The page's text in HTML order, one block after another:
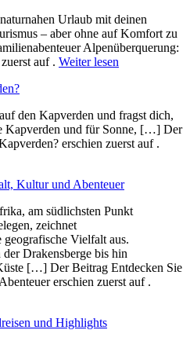
Urlaub mit deinen
– aber ohne auf Komfort zu
Alpenüberquerung:
auf . Weiter lesen
den Kapverden und fragst dich,
Kapverden und für Sonne, […] Der
erschien zuerst auf .
Kultur und Abenteuer
a‬m südlichsten Punkt
zeichnet
Vielfalt aus.
Drakensberge b‬is hin
[…] Der Beitrag Entdecken Sie
erschien zuerst auf .
und Highlights